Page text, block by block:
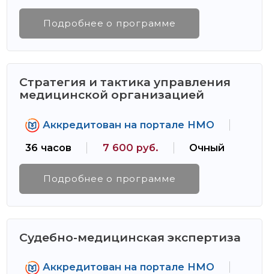
Подробнее о программе
Стратегия и тактика управления
медицинской организацией
Аккредитован на портале НМО
36 часов
7 600 руб. Очный
Подробнее о программе
Судебно-медицинская экспертиза
Аккредитован на портале НМО